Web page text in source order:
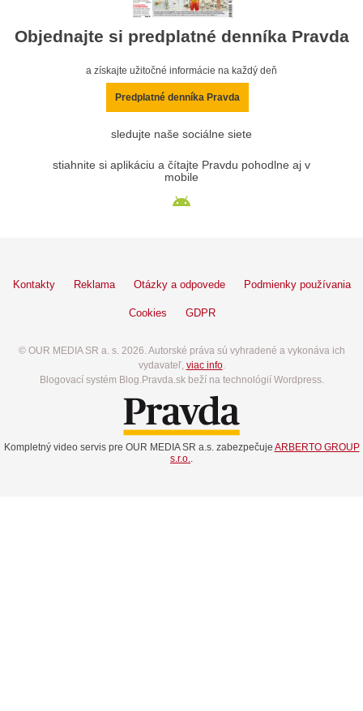
Objednajte si predplatné denníka Pravda
a získajte užitočné informácie na každý deň
Predplatné denníka Pravda
sledujte naše sociálne siete
stiahnite si aplikáciu a čítajte Pravdu pohodlne aj v
mobile
Kontakty Reklama Otázky a odpovede Podmienky používania
Cookies GDPR
© OUR MEDIA SR a. s. 2026. Autorské práva sú vyhradené a vykonáva ich
vydavateľ, viac info.
Blogovací systém Blog.Pravda.sk beží na technológií Wordpress.
Kompletný video servis pre OUR MEDIA SR a.s. zabezpečuje ARBERTO GROUP
s.r.o..